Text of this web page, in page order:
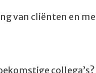
van cliënten en